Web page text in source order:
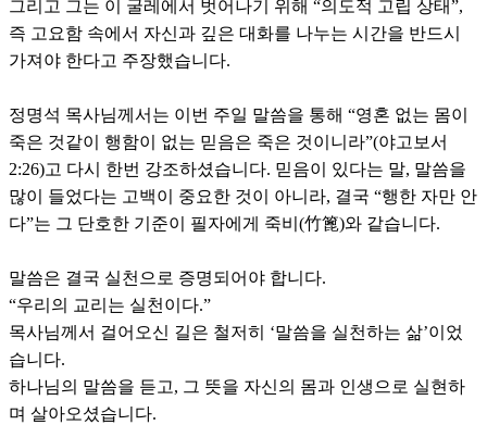
그리고 그는 이 굴레에서 벗어나기 위해 “의도적 고립 상태”,
즉 고요함 속에서 자신과 깊은 대화를 나누는 시간을 반드시
가져야 한다고 주장했습니다.
정명석 목사님께서는 이번 주일 말씀을 통해 “영혼 없는 몸이
죽은 것같이 행함이 없는 믿음은 죽은 것이니라”(야고보서
2:26)고 다시 한번 강조하셨습니다. 믿음이 있다는 말, 말씀을
많이 들었다는 고백이 중요한 것이 아니라, 결국 “행한 자만 안
다”는 그 단호한 기준이 필자에게 죽비(竹篦)와 같습니다.
말씀은 결국 실천으로 증명되어야 합니다.
“우리의 교리는 실천이다.”
목사님께서 걸어오신 길은 철저히 ‘말씀을 실천하는 삶’이었
습니다.
하나님의 말씀을 듣고, 그 뜻을 자신의 몸과 인생으로 실현하
며 살아오셨습니다.